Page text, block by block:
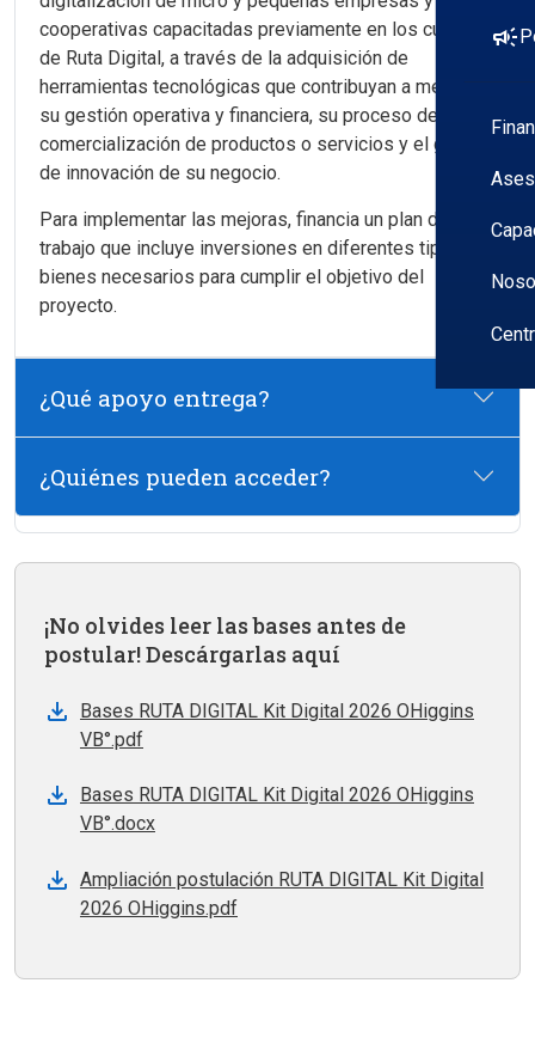
campaign
cooperativas capacitadas previamente en los cursos
de Ruta Digital, a través de la adquisición de
herramientas tecnológicas que contribuyan a mejorar
su gestión operativa y financiera, su proceso de
comercialización de productos o servicios y el grado
de innovación de su negocio.
Para implementar las mejoras, financia un plan de
trabajo que incluye inversiones en diferentes tipos de
bienes necesarios para cumplir el objetivo del
proyecto.
¿Qué apoyo entrega?
¿Quiénes pueden acceder?
¡No olvides leer las bases antes de
postular! Descárgarlas aquí
Bases RUTA DIGITAL Kit Digital 2026 OHiggins
VB°.pdf
Bases RUTA DIGITAL Kit Digital 2026 OHiggins
VB°.docx
Ampliación postulación RUTA DIGITAL Kit Digital
2026 OHiggins.pdf